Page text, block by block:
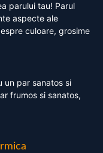
parului tau! Parul
aspecte ale
culoare, grosime
un par sanatos si
frumos si sanatos,